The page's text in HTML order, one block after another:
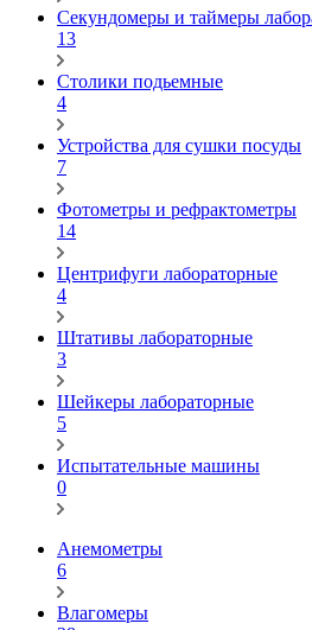
Секундомеры и таймеры
13
Столики подьемные
4
Устройства для сушки посуды
7
Фотометры и рефрактометры
14
Центрифуги лабораторные
4
Штативы лабораторные
3
Шейкеры лабораторные
5
Испытательные машины
0
Анемометры
6
Влагомеры